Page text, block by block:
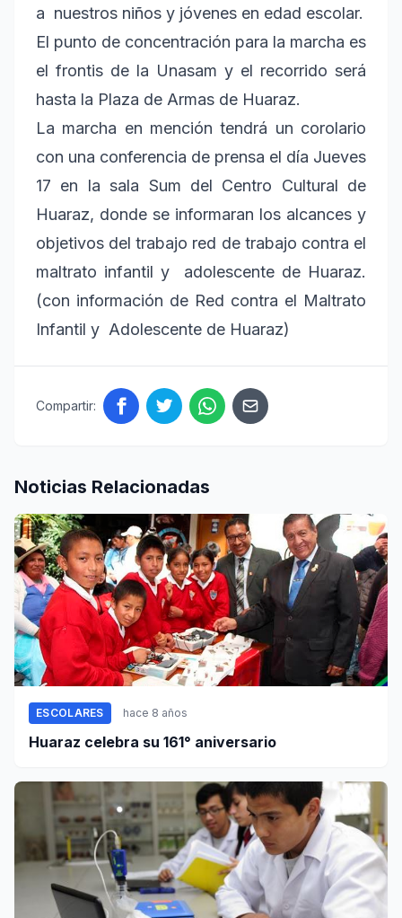
a nuestros niños y jóvenes en edad escolar.
El punto de concentración para la marcha es
el frontis de la Unasam y el recorrido será
hasta la Plaza de Armas de Huaraz.
La marcha en mención tendrá un corolario
con una conferencia de prensa el día Jueves
17 en la sala Sum del Centro Cultural de
Huaraz, donde se informaran los alcances y
objetivos del trabajo red de trabajo contra el
maltrato infantil y adolescente de Huaraz.
(con información de Red contra el Maltrato
Infantil y Adolescente de Huaraz)
Compartir:
Noticias Relacionadas
ESCOLARES hace 8 años
Huaraz celebra su 161° aniversario